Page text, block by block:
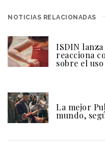
NOTICIAS RELACIONADAS
ISDIN
reacciona
sobre el
La mejor
mundo,